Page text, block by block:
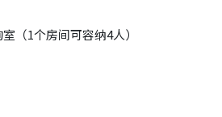
（1个房间可容纳4人）